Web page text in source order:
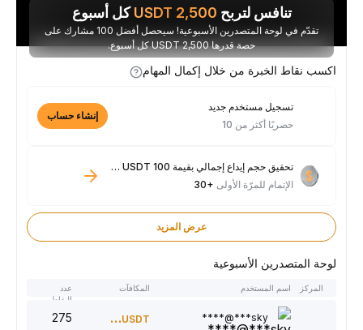
تنافس لتربح 2,500
USDTكل أسبوع
تقدّم في لوحة المتصدرين الأسبوعية! سيحصل أفضل 100 مشارك على
حصة قدرها 2,500 USDT كل أسبوع.
اكسب نقاط الخبرة من خلال إكمال المهام
تسجيل مستخدم جديد
حصريًا أكثر من 10
إنشاء حساب
تحقيق حجم إيداع إجمالي بقيمة 100 USDT فأكثر
الإتمام للمرّة الأولى+30
عرض المزيد
لوحة المتصدرين الأسبوعية
المركز اسم المستخدم المكافآت
النقاط
sky***@****
300USDT